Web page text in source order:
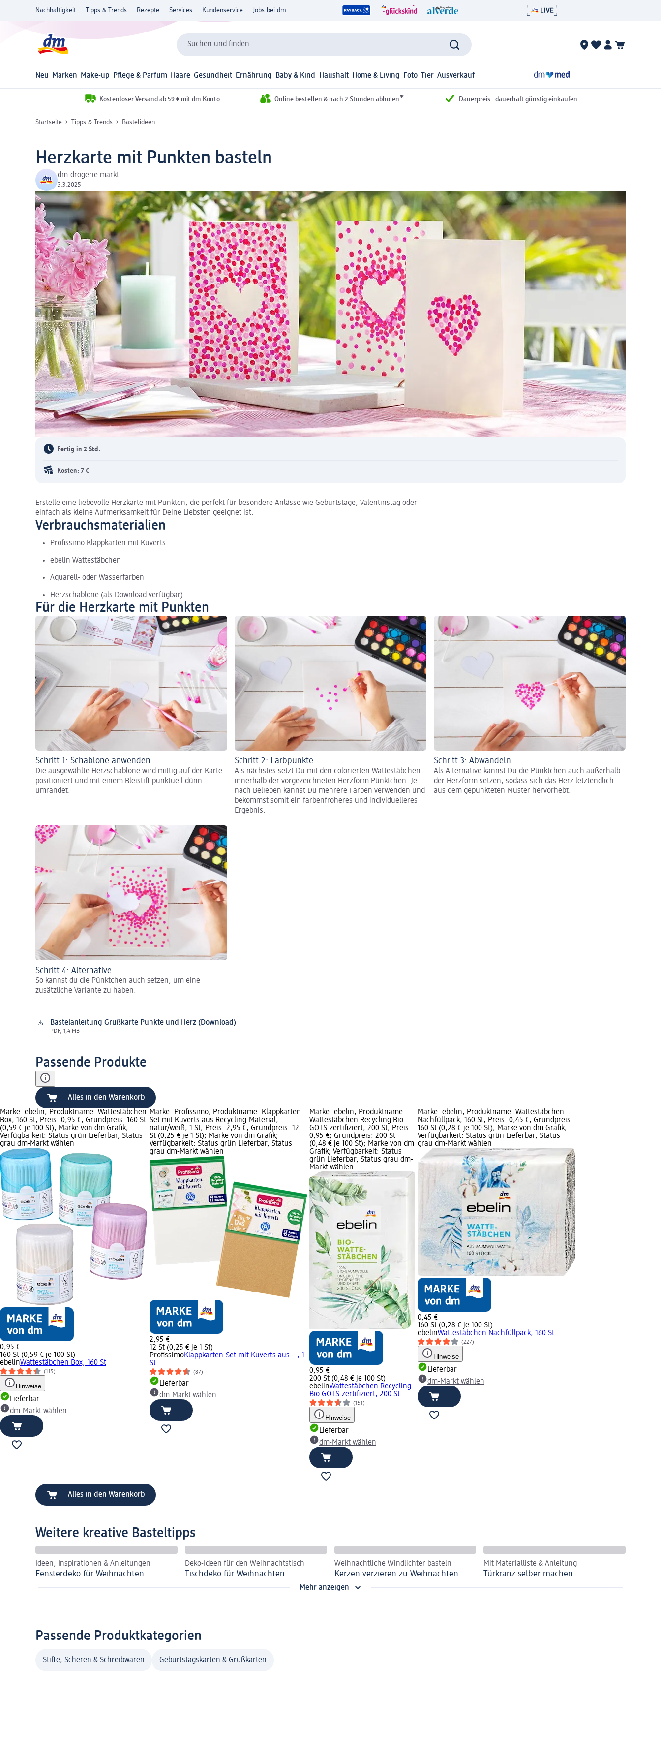
Nachhaltigkeit Tipps & Trends Rezepte Services Kundenservice Jobs bei dm
Suchen und finden
Neu Marken Make-up Pflege & Parfum Haare Gesundheit Ernährung Baby & Kind Haushalt Home & Living Foto Tier Ausverkauf
Kostenloser Versand ab 59 € mit dm-Konto Online bestellen & nach 2 Stunden abholen* Dauerpreis - dauerhaft günstig einkaufen
Startseite Tipps & Trends Bastelideen
Herzkarte mit Punkten basteln
dm-drogerie markt
3.3.2025
Fertig in 2 Std.
Kosten: 7 €
Erstelle eine liebevolle Herzkarte mit Punkten, die perfekt für besondere Anlässe wie Geburtstage, Valentinstag oder
einfach als kleine Aufmerksamkeit für Deine Liebsten geeignet ist.
Verbrauchsmaterialien
Profissimo Klappkarten mit Kuverts
ebelin Wattestäbchen
Aquarell- oder Wasserfarben
Herzschablone (als Download verfügbar)
Für die Herzkarte mit Punkten
Schritt 1: Schablone anwenden
Die ausgewählte Herzschablone wird mittig auf der Karte
positioniert und mit einem Bleistift punktuell dünn
umrandet.
Schritt 2: Farbpunkte
Als nächstes setzt Du mit den colorierten Wattestäbchen
innerhalb der vorgezeichneten Herzform Pünktchen. Je
nach Belieben kannst Du mehrere Farben verwenden und
bekommst somit ein farbenfroheres und individuelleres
Ergebnis.
Schritt 3: Abwandeln
Als Alternative kannst Du die Pünktchen auch außerhalb
der Herzform setzen, sodass sich das Herz letztendlich
aus dem gepunkteten Muster hervorhebt.
Schritt 4: Alternative
So kannst du die Pünktchen auch setzen, um eine
zusätzliche Variante zu haben.
Bastelanleitung Grußkarte Punkte und Herz (Download)
PDF, 1,4 MB
Passende Produkte
Alles in den Warenkorb
Marke: ebelin; Produktname: Wattestäbchen
Box, 160 St; Preis: 0,95 €; Grundpreis: 160 St
(0,59 € je 100 St); Marke von dm Grafik;
Verfügbarkeit: Status grün Lieferbar, Status
grau dm-Markt wählen
0,95 €
160 St (0,59 € je 100 St)
ebelinWattestäbchen Box, 160 St
(115)
Hinweise
Lieferbar
dm-Markt wählen
Marke: Profissimo; Produktname: Klappkarten-
Set mit Kuverts aus Recycling-Material,
natur/weiß, 1 St; Preis: 2,95 €; Grundpreis: 12
St (0,25 € je 1 St); Marke von dm Grafik;
Verfügbarkeit: Status grün Lieferbar, Status
grau dm-Markt wählen
2,95 €
12 St (0,25 € je 1 St)
ProfissimoKlappkarten-Set mit Kuverts aus..., 1
St
(87)
Lieferbar
dm-Markt wählen
Marke: ebelin; Produktname:
Wattestäbchen Recycling Bio
GOTS-zertifiziert, 200 St; Preis:
0,95 €; Grundpreis: 200 St
(0,48 € je 100 St); Marke von dm
Grafik; Verfügbarkeit: Status
grün Lieferbar, Status grau dm-
Markt wählen
0,95 €
200 St (0,48 € je 100 St)
ebelinWattestäbchen Recycling
Bio GOTS-zertifiziert, 200 St
(151)
Hinweise
Lieferbar
dm-Markt wählen
Marke: ebelin; Produktname: Wattestäbchen
Nachfüllpack, 160 St; Preis: 0,45 €; Grundpreis:
160 St (0,28 € je 100 St); Marke von dm Grafik;
Verfügbarkeit: Status grün Lieferbar, Status
grau dm-Markt wählen
0,45 €
160 St (0,28 € je 100 St)
ebelinWattestäbchen Nachfüllpack, 160 St
(227)
Hinweise
Lieferbar
dm-Markt wählen
Alles in den Warenkorb
Weitere kreative Basteltipps
Ideen, Inspirationen & Anleitungen
Fensterdeko für Weihnachten
Deko-Ideen für den Weihnachtstisch
Tischdeko für Weihnachten
Weihnachtliche Windlichter basteln
Kerzen verzieren zu Weihnachten
Mit Materialliste & Anleitung
Türkranz selber machen
Mehr anzeigen
Passende Produktkategorien
Stifte, Scheren & Schreibwaren Geburtstagskarten & Grußkarten